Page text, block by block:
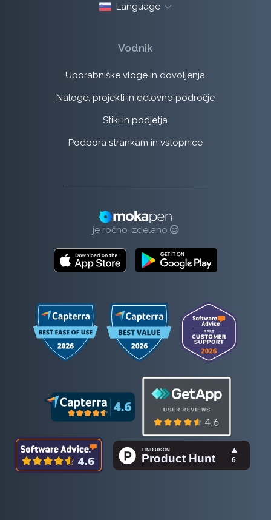
Language
Vodnik
Uporabniške vloge in dovoljenja
Naloge, projekti in delovno področje
Stiki in podjetja
Podpora strankam in vstopnice
je ročno izdelano